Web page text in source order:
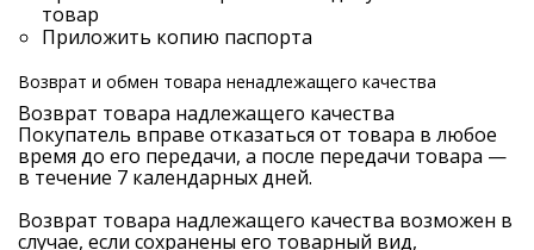
товар
Приложить копию паспорта
Возврат и обмен товара ненадлежащего качества
Возврат товара надлежащего качества
Покупатель вправе отказаться от товара в любое
время до его передачи, а после передачи товара —
в течение 7 календарных дней.
Возврат товара надлежащего качества возможен в
случае, если сохранены его товарный вид,